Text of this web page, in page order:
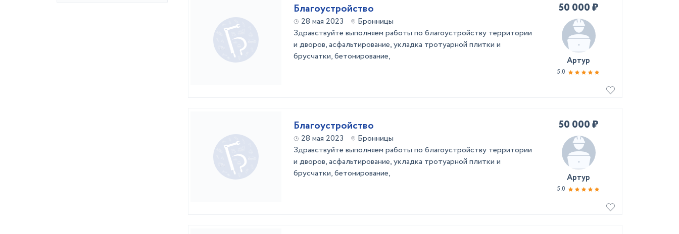
Благоустройство
28 мая 2023
Бронницы
Здравствуйте выполняем работы по благоустройству территории
и дворов, асфальтирование, укладка тротуарной плитки и
брусчатки, бетонирование,
50 000 ₽
Артур
5.0
Благоустройство
28 мая 2023
Бронницы
Здравствуйте выполняем работы по благоустройству территории
и дворов, асфальтирование, укладка тротуарной плитки и
брусчатки, бетонирование,
50 000 ₽
Артур
5.0